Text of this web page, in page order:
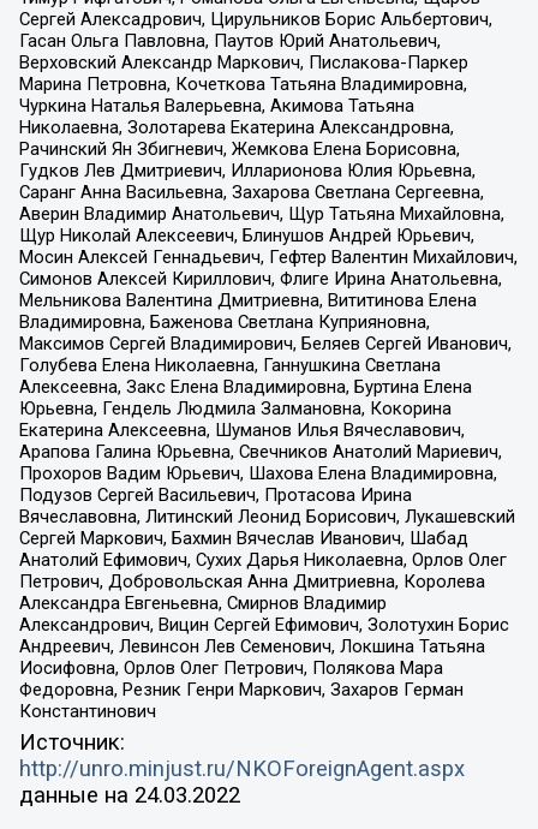
Сергей Алексадрович, Цирульников Борис Альбертович,
Гасан Ольга Павловна, Паутов Юрий Анатольевич,
Верховский Александр Маркович, Пислакова-Паркер
Марина Петровна, Кочеткова Татьяна Владимировна,
Чуркина Наталья Валерьевна, Акимова Татьяна
Николаевна, Золотарева Екатерина Александровна,
Рачинский Ян Збигневич, Жемкова Елена Борисовна,
Гудков Лев Дмитриевич, Илларионова Юлия Юрьевна,
Саранг Анна Васильевна, Захарова Светлана Сергеевна,
Аверин Владимир Анатольевич, Щур Татьяна Михайловна,
Щур Николай Алексеевич, Блинушов Андрей Юрьевич,
Мосин Алексей Геннадьевич, Гефтер Валентин Михайлович,
Симонов Алексей Кириллович, Флиге Ирина Анатольевна,
Мельникова Валентина Дмитриевна, Вититинова Елена
Владимировна, Баженова Светлана Куприяновна,
Максимов Сергей Владимирович, Беляев Сергей Иванович,
Голубева Елена Николаевна, Ганнушкина Светлана
Алексеевна, Закс Елена Владимировна, Буртина Елена
Юрьевна, Гендель Людмила Залмановна, Кокорина
Екатерина Алексеевна, Шуманов Илья Вячеславович,
Арапова Галина Юрьевна, Свечников Анатолий Мариевич,
Прохоров Вадим Юрьевич, Шахова Елена Владимировна,
Подузов Сергей Васильевич, Протасова Ирина
Вячеславовна, Литинский Леонид Борисович, Лукашевский
Сергей Маркович, Бахмин Вячеслав Иванович, Шабад
Анатолий Ефимович, Сухих Дарья Николаевна, Орлов Олег
Петрович, Добровольская Анна Дмитриевна, Королева
Александра Евгеньевна, Смирнов Владимир
Александрович, Вицин Сергей Ефимович, Золотухин Борис
Андреевич, Левинсон Лев Семенович, Локшина Татьяна
Иосифовна, Орлов Олег Петрович, Полякова Мара
Федоровна, Резник Генри Маркович, Захаров Герман
Константинович
Источник:
http://unro.minjust.ru/NKOForeignAgent.aspx
данные на 24.03.2022